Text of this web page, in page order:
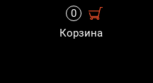
0
Корзина